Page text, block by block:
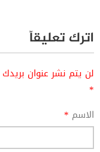
اترك تعليقاً
لن يتم نشر عنوان بريدك
*
الاسم *